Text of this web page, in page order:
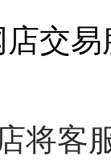
交
将客